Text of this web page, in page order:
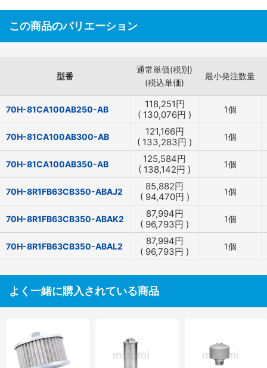
この商品のバリエーション
型番
通常単価(税別)
(税込単価)
最小発注数量
70H-81CA100AB250-AB 118,251円
( 130,076円 ) 1個
70H-81CA100AB300-AB 121,166円
( 133,283円 ) 1個
70H-81CA100AB350-AB 125,584円
( 138,142円 ) 1個
70H-8R1FB63CB350-ABAJ2 85,882円
( 94,470円 ) 1個
70H-8R1FB63CB350-ABAK2 87,994円
( 96,793円 ) 1個
70H-8R1FB63CB350-ABAL2 87,994円
( 96,793円 ) 1個
よく一緒に購入されている商品